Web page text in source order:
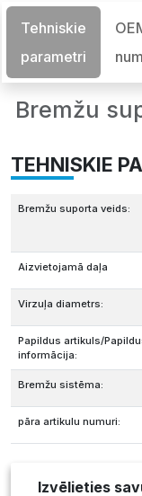
Tehniskie
parametri
Bremžu
TEHNISKIE
Bremžu suporta veids:
Aizvietojamā daļa
Virzuļa diametrs:
Papildus artikuls/
informācija:
Bremžu sistēma:
pāra artikulu numuri:
Izvēlieties